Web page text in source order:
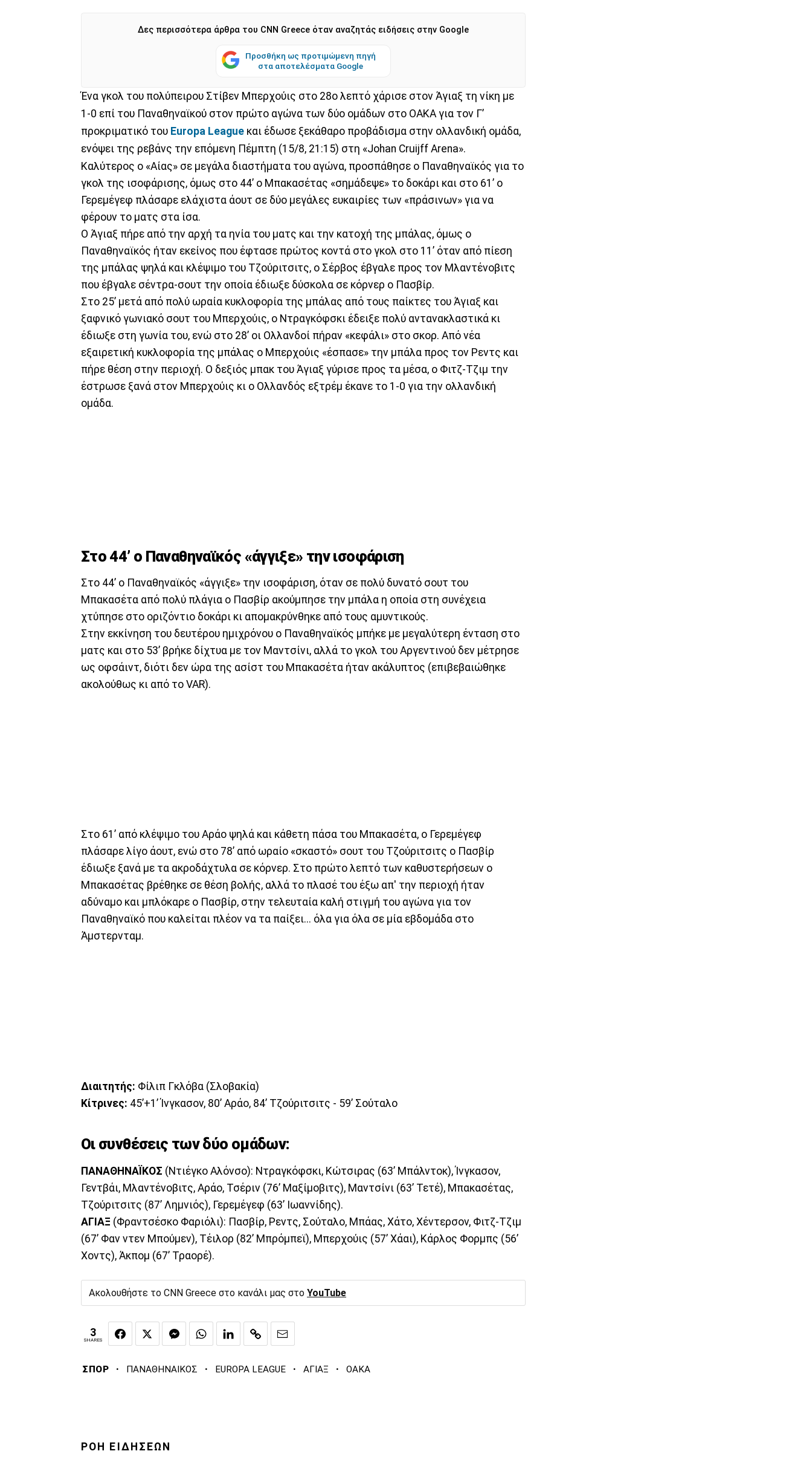
Δες περισσότερα άρθρα του CNN Greece όταν αναζητάς ειδήσεις στην Google
Προσθήκη ως προτιμώμενη πηγή
στα αποτελέσματα Google
Ένα γκολ του πολύπειρου Στίβεν Μπερχούις στο 28ο λεπτό χάρισε στον Άγιαξ τη νίκη με
1-0 επί του Παναθηναϊκού στον πρώτο αγώνα των δύο ομάδων στο ΟΑΚΑ για τον Γ’
προκριματικό του Europa League και έδωσε ξεκάθαρο προβάδισμα στην ολλανδική ομάδα,
ενόψει της ρεβάνς την επόμενη Πέμπτη (15/8, 21:15) στη «Johan Cruijff Arena».
Καλύτερος ο «Αίας» σε μεγάλα διαστήματα του αγώνα, προσπάθησε ο Παναθηναϊκός για το
γκολ της ισοφάρισης, όμως στο 44’ ο Μπακασέτας «σημάδεψε» το δοκάρι και στο 61’ ο
Γερεμέγεφ πλάσαρε ελάχιστα άουτ σε δύο μεγάλες ευκαιρίες των «πράσινων» για να
φέρουν το ματς στα ίσα.
Ο Άγιαξ πήρε από την αρχή τα ηνία του ματς και την κατοχή της μπάλας, όμως ο
Παναθηναϊκός ήταν εκείνος που έφτασε πρώτος κοντά στο γκολ στο 11’ όταν από πίεση
της μπάλας ψηλά και κλέψιμο του Τζούριτσιτς, ο Σέρβος έβγαλε προς τον Μλαντένοβιτς
που έβγαλε σέντρα-σουτ την οποία έδιωξε δύσκολα σε κόρνερ ο Πασβίρ.
Στο 25’ μετά από πολύ ωραία κυκλοφορία της μπάλας από τους παίκτες του Άγιαξ και
ξαφνικό γωνιακό σουτ του Μπερχούις, ο Ντραγκόφσκι έδειξε πολύ αντανακλαστικά κι
έδιωξε στη γωνία του, ενώ στο 28’ οι Ολλανδοί πήραν «κεφάλι» στο σκορ. Από νέα
εξαιρετική κυκλοφορία της μπάλας ο Μπερχούις «έσπασε» την μπάλα προς τον Ρεντς και
πήρε θέση στην περιοχή. Ο δεξιός μπακ του Άγιαξ γύρισε προς τα μέσα, ο Φιτζ-Τζιμ την
έστρωσε ξανά στον Μπερχούις κι ο Ολλανδός εξτρέμ έκανε το 1-0 για την ολλανδική
ομάδα.
Στο 44’ ο Παναθηναϊκός «άγγιξε» την ισοφάριση
Στο 44’ ο Παναθηναϊκός «άγγιξε» την ισοφάριση, όταν σε πολύ δυνατό σουτ του
Μπακασέτα από πολύ πλάγια ο Πασβίρ ακούμπησε την μπάλα η οποία στη συνέχεια
χτύπησε στο οριζόντιο δοκάρι κι απομακρύνθηκε από τους αμυντικούς.
Στην εκκίνηση του δευτέρου ημιχρόνου ο Παναθηναϊκός μπήκε με μεγαλύτερη ένταση στο
ματς και στο 53’ βρήκε δίχτυα με τον Μαντσίνι, αλλά το γκολ του Αργεντινού δεν μέτρησε
ως οφσάιντ, διότι δεν ώρα της ασίστ του Μπακασέτα ήταν ακάλυπτος (επιβεβαιώθηκε
ακολούθως κι από το VAR).
Στο 61’ από κλέψιμο του Αράο ψηλά και κάθετη πάσα του Μπακασέτα, ο Γερεμέγεφ
πλάσαρε λίγο άουτ, ενώ στο 78’ από ωραίο «σκαστό» σουτ του Τζούριτσιτς ο Πασβίρ
έδιωξε ξανά με τα ακροδάχτυλα σε κόρνερ. Στο πρώτο λεπτό των καθυστερήσεων ο
Μπακασέτας βρέθηκε σε θέση βολής, αλλά το πλασέ του έξω απ' την περιοχή ήταν
αδύναμο και μπλόκαρε ο Πασβίρ, στην τελευταία καλή στιγμή του αγώνα για τον
Παναθηναϊκό που καλείται πλέον να τα παίξει... όλα για όλα σε μία εβδομάδα στο
Άμστερνταμ.
Διαιτητής: Φίλιπ Γκλόβα (Σλοβακία)
Κίτρινες: 45’+1’ Ίνγκασον, 80’ Αράο, 84’ Τζούριτσιτς - 59’ Σούταλο
Οι συνθέσεις των δύο ομάδων:
ΠΑΝΑΘΗΝΑΪΚΟΣ (Ντιέγκο Αλόνσο): Ντραγκόφσκι, Κώτσιρας (63’ Μπάλντοκ), Ίνγκασον,
Γεντβάι, Μλαντένοβιτς, Αράο, Τσέριν (76’ Μαξίμοβιτς), Μαντσίνι (63’ Τετέ), Μπακασέτας,
Τζούριτσιτς (87’ Λημνιός), Γερεμέγεφ (63’ Ιωαννίδης).
ΑΓΙΑΞ (Φραντσέσκο Φαριόλι): Πασβίρ, Ρεντς, Σούταλο, Μπάας, Χάτο, Χέντερσον, Φιτζ-Τζιμ
(67’ Φαν ντεν Μπούμεν), Τέιλορ (82’ Μπρόμπεϊ), Μπερχούις (57’ Χάαι), Κάρλος Φορμπς (56’
Χοντς), Άκπομ (67’ Τραορέ).
Ακολουθήστε το CNN Greece στο κανάλι μας στο YouTube
3
SHARES
ΣΠΟΡ · ΠΑΝΑΘΗΝΑΙΚΟΣ · EUROPA LEAGUE · ΑΓΙΑΞ · ΟΑΚΑ
ΡΟΗ ΕΙΔΗΣΕΩΝ